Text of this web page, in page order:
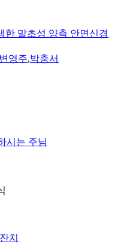
한 말초성 양측 안면신경
변영주,박충서
시는 주님
치